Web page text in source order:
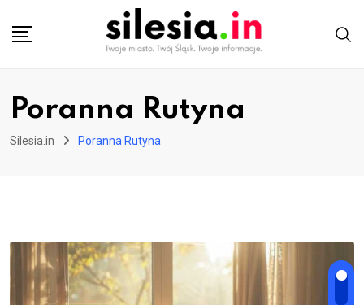
Poranna Rutyna
Silesia.in Poranna Rutyna